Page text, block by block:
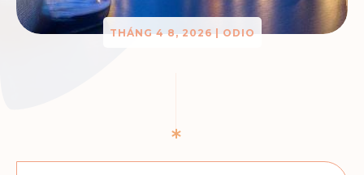
THÁNG 4 8, 2026 ODIO